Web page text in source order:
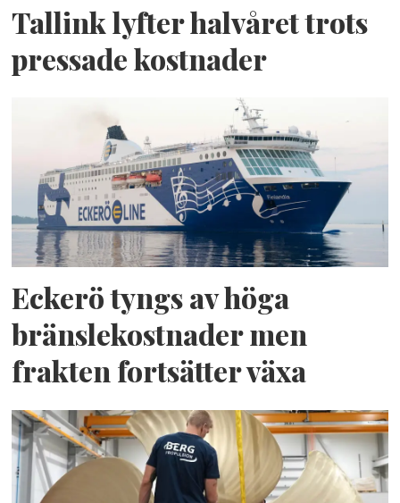
Tallink lyfter halvåret trots
pressade kostnader
Eckerö tyngs av höga
bränslekostnader men
frakten fortsätter växa